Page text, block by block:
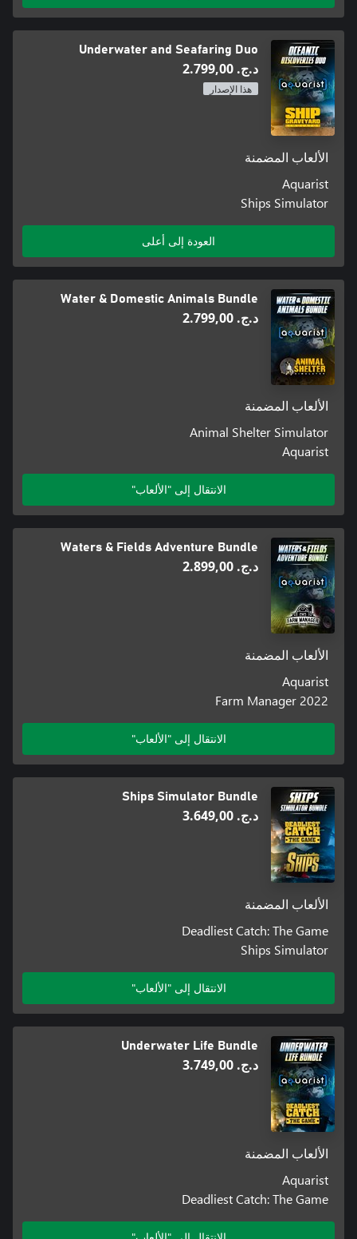
Underwater and Seafaring Duo
د.ج.‏ 2.799,00
هذا الإصدار
الألعاب المضمنة
Aquarist
Ships Simulator
العودة إلى أعلى
Water & Domestic Animals Bundle
د.ج.‏ 2.799,00
الألعاب المضمنة
Animal Shelter Simulator
Aquarist
الانتقال إلى "الألعاب"
Waters & Fields Adventure Bundle
د.ج.‏ 2.899,00
الألعاب المضمنة
Aquarist
Farm Manager 2022
الانتقال إلى "الألعاب"
Ships Simulator Bundle
د.ج.‏ 3.649,00
الألعاب المضمنة
Deadliest Catch: The Game
Ships Simulator
الانتقال إلى "الألعاب"
Underwater Life Bundle
د.ج.‏ 3.749,00
الألعاب المضمنة
Aquarist
Deadliest Catch: The Game